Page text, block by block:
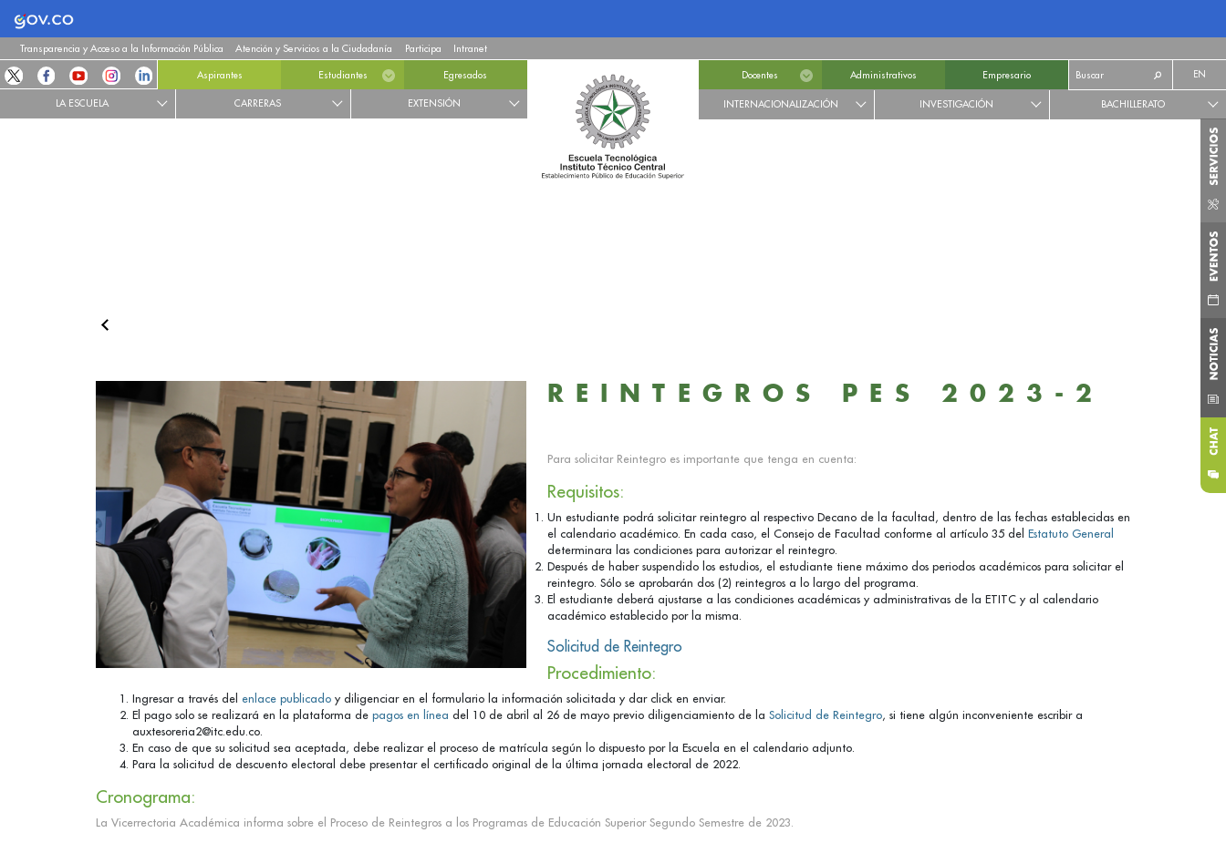
Logo Gobierno de Colombia
Transparencia y Acceso a la Información Pública Atención y Servicios a la Ciudadanía Participa Intranet
Aspirantes Estudiantes Egresados
LA ESCUELA CARRERAS EXTENSIÓN
Docentes Administrativos Empresario EN
INTERNACIONALIZACIÓN INVESTIGACIÓN BACHILLERATO
REINTEGROS PES 2023-2
Para solicitar Reintegro es importante que tenga en cuenta:
Requisitos:
Un estudiante podrá solicitar reintegro al respectivo Decano de la facultad, dentro de las fechas establecidas en
el calendario académico. En cada caso, el Consejo de Facultad conforme al artículo 35 del Estatuto General
determinara las condiciones para autorizar el reintegro.
Después de haber suspendido los estudios, el estudiante tiene máximo dos periodos académicos para solicitar el
reintegro. Sólo se aprobarán dos (2) reintegros a lo largo del programa.
El estudiante deberá ajustarse a las condiciones académicas y administrativas de la ETITC y al calendario
académico establecido por la misma.
Solicitud de Reintegro
Procedimiento:
Ingresar a través del enlace publicadoy diligenciar en el formulario la información solicitada y dar click en enviar.
El pago solo se realizará en la plataforma de pagos en línea del 10 de abril al 26 de mayo previo diligenciamiento de la Solicitud de Reintegro, si tiene algún inconveniente escribir a
auxtesoreria2@itc.edu.co.
En caso de que su solicitud sea aceptada, debe realizar el proceso de matrícula según lo dispuesto por la Escuela en el calendario adjunto.
Para la solicitud de descuento electoral debe presentar el certificado original de la última jornada electoral de 2022.
Cronograma:
La Vicerrectoria Académica informa sobre el Proceso de Reintegros a los Programas de Educación Superior Segundo Semestre de 2023.